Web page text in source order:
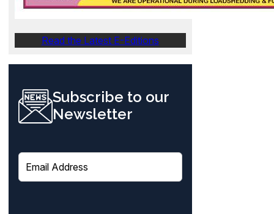
Read the Latest E-Editions
Subscribe to our
Newsletter
E